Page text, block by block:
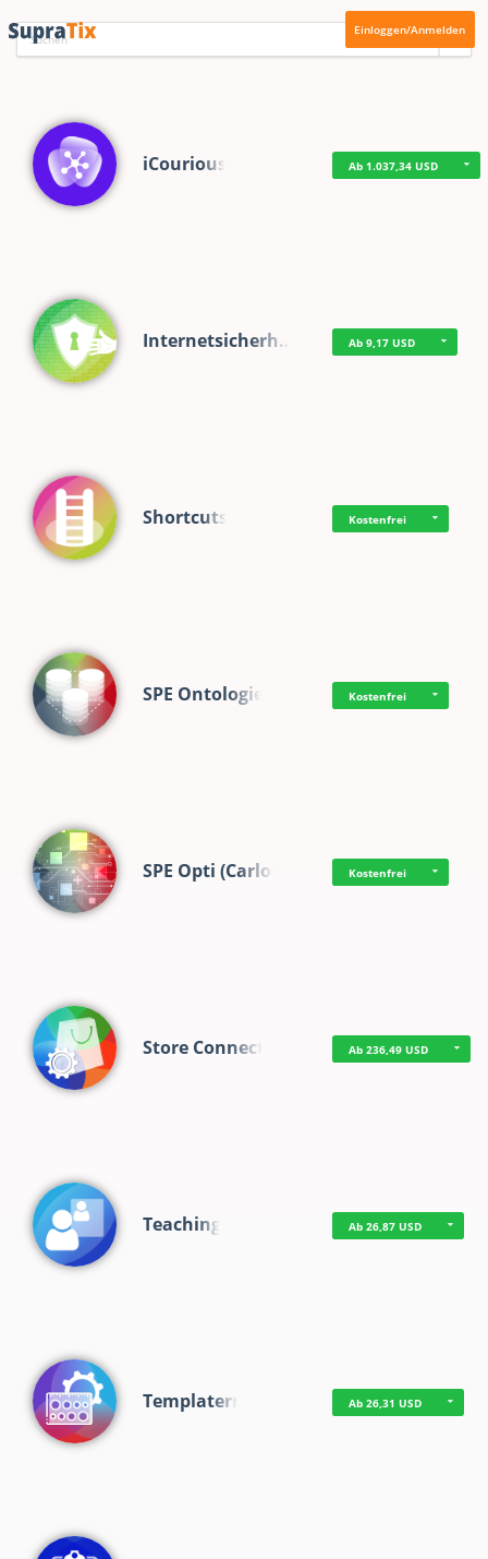
Einloggen/Anmelden
iCourious Ab 1.037,34 USD
Internetsicherh… Ab 9,17 USD
Shortcuts Kostenfrei
SPE Ontologie Kostenfrei
SPE Opti (Carlo) Kostenfrei
Store Connect Ab 236,49 USD
Teaching Ab 26,87 USD
Templaterr Ab 26,31 USD